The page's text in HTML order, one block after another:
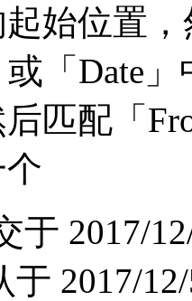
始位置
或「Date
匹配「
于 2017/
于 2017/